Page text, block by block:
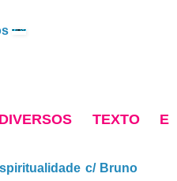
TEXTO E
c/ Bruno